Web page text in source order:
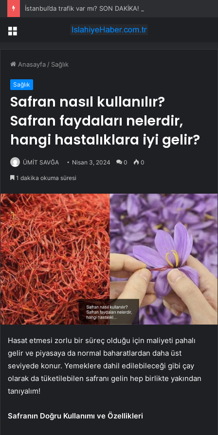
Menü
Anasayfa / Sağlık
Sağlık
Safran nasıl kullanılır?
Safran faydaları nelerdir,
hangi hastalıklara iyi gelir?
ÜMİT SAVĞA Nisan 3, 2024 0 0
1 dakika okuma süresi
Hasat etmesi zorlu bir süreç olduğu için maliyeti pahalı
gelir ve piyasaya da normal baharatlardan daha üst
seviyede konur. Yemeklere dahil edilebileceği gibi çay
olarak da tüketilebilen safranı gelin hep birlikte yakından
tanıyalım!
Safranın Doğru Kullanımı ve Özellikleri